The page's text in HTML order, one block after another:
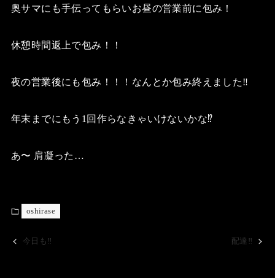
奥サマにも手伝ってもらいお昼の営業前に包み！
休憩時間返上で包み！！
夜の営業後にも包み！！！なんとか包み終えました‼️
年末までにもう1回作らなきゃいけないかな⁉️
あ〜 肩凝った…
oshirase
今日も‼️ 配達‼️